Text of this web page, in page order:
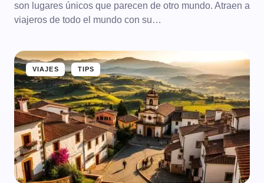
son lugares únicos que parecen de otro mundo. Atraen a
viajeros de todo el mundo con su…
VIAJES TIPS